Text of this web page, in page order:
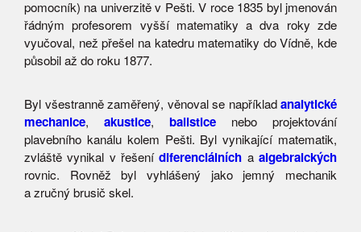
pomocník) na univerzitě v Pešti. V roce 1835 byl jmenován
řádným profesorem vyšší matematiky a dva roky zde
vyučoval, než přešel na katedru matematiky do Vídně, kde
působil až do roku 1877.
Byl všestranně zaměřený, věnoval se napříkladanalytické
mechanice, akustice, balistice nebo projektování
plavebního kanálu kolem Pešti. Byl vynikající matematik,
zvláště vynikal v řešenídiferenciálních aalgebraických
rovnic. Rovněž byl vyhlášený jako jemný mechanik
a zručný brusič skel.